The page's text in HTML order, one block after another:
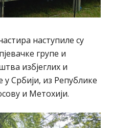
наступиле су
групе и
избјеглих и
Србији, из Републике
и Метохији.